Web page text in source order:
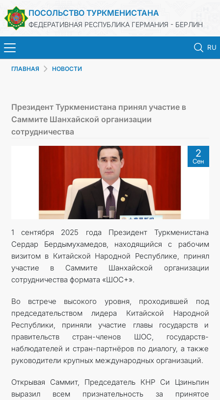
ПОСОЛЬСТВО ТУРКМЕНИСТАНА
ФЕДЕРАТИВНАЯ РЕСПУБЛИКА ГЕРМАНИЯ - БЕРЛИН
RU
МИД ТУРКМЕНИСТАНА
ТУРКМЕНИСТАН
КОНСУЛЬСКИЙ ОТДЕЛ
ИНВЕСТИЦИИ В ТУРКМЕНИСТАН
КОНТАКТНЫЕ ДАННЫЕ
ГЛАВНАЯ НОВОСТИ
Президент Туркменистана принял участие в
Саммите Шанхайской организации
сотрудничества
2
Сен
1 сентября 2025 года Президент Туркменистана
Сердар Бердымухамедов, находящийся с рабочим
визитом в Китайской Народной Республике, принял
участие в Саммите Шанхайской организации
сотрудничества формата «ШОС+».
Во встрече высокого уровня, проходившей под
председательством лидера Китайской Народной
Республики, приняли участие главы государств и
правительств стран-членов ШОС, государств-
наблюдателей и стран-партнёров по диалогу, а также
руководители крупных международных организаций.
Открывая Саммит, Председатель КНР Си Цзиньпин
выразил всем признательность за принятое